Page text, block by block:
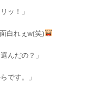
ッ！」
白れぇw(笑)
んだの？」
です。」